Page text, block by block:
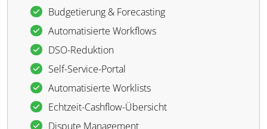
Budgetierung & Forecasting
Automatisierte Workflows
DSO-Reduktion
Self-Service-Portal
Automatisierte Worklists
Echtzeit-Cashflow-Übersicht
Dispute Management